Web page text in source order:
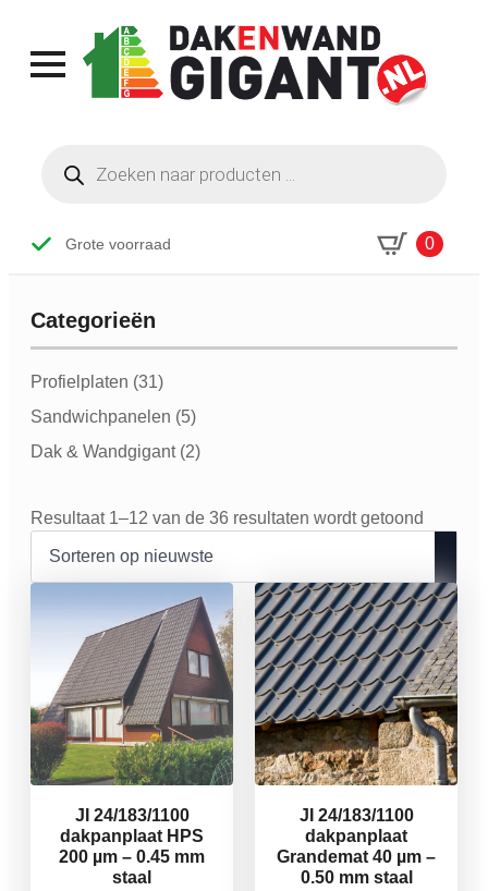
zoeken
Grote voorraad 0
Categorieën
Categorieen
Profielplaten (31)
Sandwichpanelen (5)
Dak & Wandgigant (2)
Resultaat 1–12 van de 36 resultaten wordt getoond
JI 24/183/1100
dakpanplaat HPS
200 µm – 0.45 mm
staal
JI 24/183/1100
dakpanplaat
Grandemat 40 µm –
0.50 mm staal